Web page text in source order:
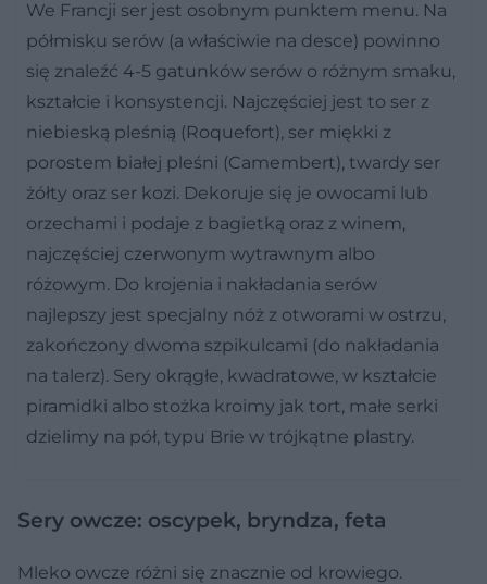
We Francji ser jest osobnym punktem menu. Na
półmisku serów (a właściwie na desce) powinno
się znaleźć 4-5 gatunków serów o różnym smaku,
kształcie i konsystencji. Najczęściej jest to ser z
niebieską pleśnią (Roquefort), ser miękki z
porostem białej pleśni (Camembert), twardy ser
żółty oraz ser kozi. Dekoruje się je owocami lub
orzechami i podaje z bagietką oraz z winem,
najczęściej czerwonym wytrawnym albo
różowym. Do krojenia i nakładania serów
najlepszy jest specjalny nóż z otworami w ostrzu,
zakończony dwoma szpikulcami (do nakładania
na talerz). Sery okrągłe, kwadratowe, w kształcie
piramidki albo stożka kroimy jak tort, małe serki
dzielimy na pół, typu Brie w trójkątne plastry.
Sery owcze: oscypek, bryndza, feta
Mleko owcze różni się znacznie od krowiego.